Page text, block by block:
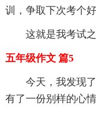
训，争取下次考个
这就是我考试
五年级作文 篇5
今天，我发现
有了一份别样的心情